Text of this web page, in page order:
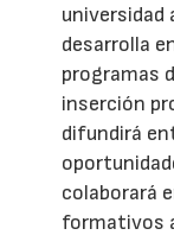
universidad
desarrolla
programas
inserción
difundirá
colaborará
formativos